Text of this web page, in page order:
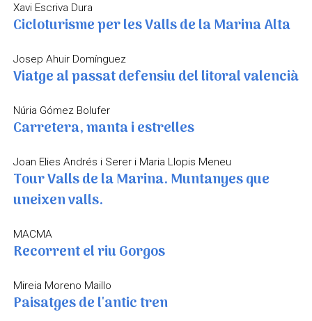
Xavi Escriva Dura
Cicloturisme per les Valls de la Marina Alta
Josep Ahuir Domínguez
Viatge al passat defensiu del litoral valencià
Núria Gómez Bolufer
Carretera, manta i estrelles
Joan Elies Andrés i Serer i Maria Llopis Meneu
Tour Valls de la Marina. Muntanyes que
uneixen valls.
MACMA
Recorrent el riu Gorgos
Mireia Moreno Maillo
Paisatges de l'antic tren